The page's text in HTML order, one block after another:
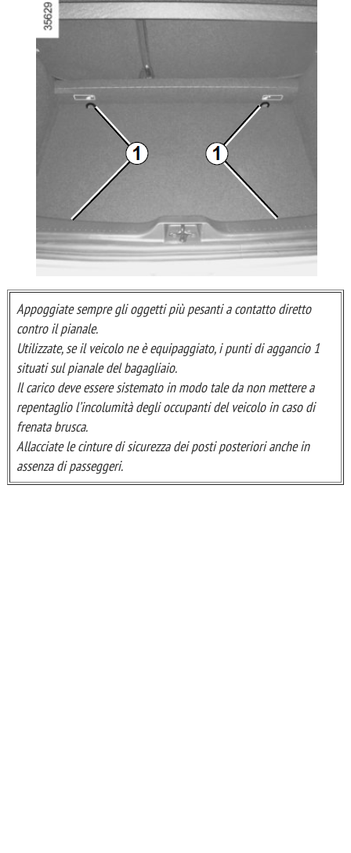
Appoggiate sempre gli oggetti più pesanti a contatto diretto
contro il pianale.
Utilizzate, se il veicolo ne è equipaggiato, i punti di aggancio 1
situati sul pianale del bagagliaio.
Il carico deve essere sistemato in modo tale da non mettere a
repentaglio l’incolumità degli occupanti del veicolo in caso di
frenata brusca.
Allacciate le cinture di sicurezza dei posti posteriori anche in
assenza di passeggeri.